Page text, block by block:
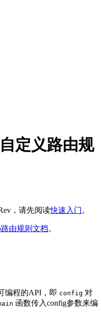
定义路由规
，请先阅读快速入门 。
路由规则文档。
编程的API，即 config 对
函数传入config参数来编